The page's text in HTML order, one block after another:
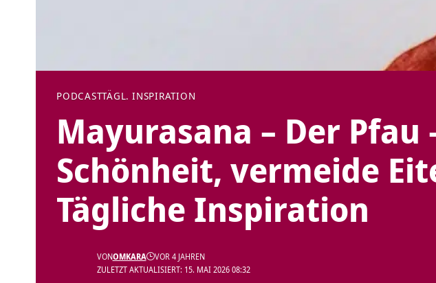
PODCASTTÄGL. INSPIRATION
Mayurasana – Der Pfau
Schönheit, vermeide
Tägliche Inspiration
ZULETZT AKTUALISIERT: 15. MAI 2026 08:32
VONOMKARA VOR 4 JAHREN